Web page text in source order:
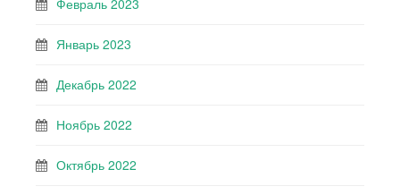
Февраль 2023
Январь 2023
Декабрь 2022
Ноябрь 2022
Октябрь 2022